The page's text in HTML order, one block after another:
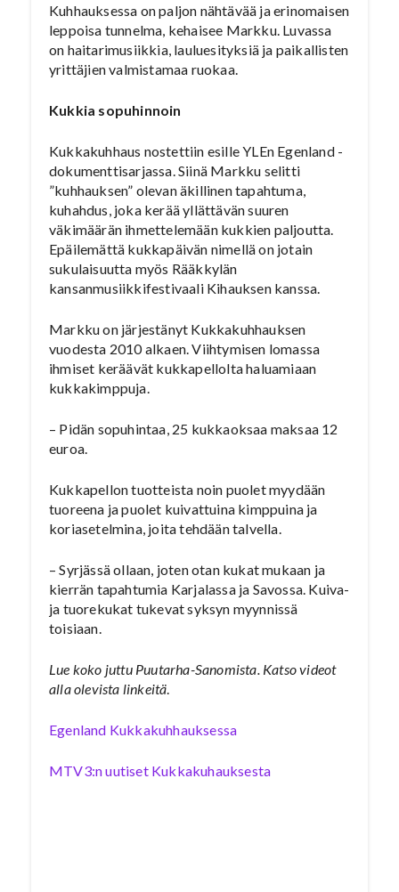
Kuhhauksessa on paljon nähtävää ja erinomaisen
leppoisa tunnelma, kehaisee Markku. Luvassa
on haitarimusiikkia, lauluesityksiä ja paikallisten
yrittäjien valmistamaa ruokaa.
Kukkia sopuhinnoin
Kukkakuhhaus nostettiin esille YLEn Egenland -
dokumenttisarjassa. Siinä Markku selitti
”kuhhauksen” olevan äkillinen tapahtuma,
kuhahdus, joka kerää yllättävän suuren
väkimäärän ihmettelemään kukkien paljoutta.
Epäilemättä kukkapäivän nimellä on jotain
sukulaisuutta myös Rääkkylän
kansanmusiikkifestivaali Kihauksen kanssa.
Markku on järjestänyt Kukkakuhhauksen
vuodesta 2010 alkaen. Viihtymisen lomassa
ihmiset keräävät kukkapellolta haluamiaan
kukkakimppuja.
– Pidän sopuhintaa, 25 kukkaoksaa maksaa 12
euroa.
Kukkapellon tuotteista noin puolet myydään
tuoreena ja puolet kuivattuina kimppuina ja
koriasetelmina, joita tehdään talvella.
– Syrjässä ollaan, joten otan kukat mukaan ja
kierrän tapahtumia Karjalassa ja Savossa. Kuiva-
ja tuorekukat tukevat syksyn myynnissä
toisiaan.
Lue koko juttu Puutarha-Sanomista. Katso videot
alla olevista linkeitä
Egenland Kukkakuhhauksessa
MTV3:n uutiset Kukkakuhauksesta